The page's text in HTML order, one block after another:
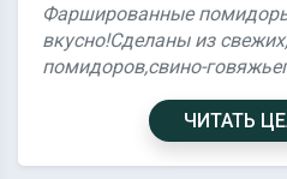
Фаршированные
вкусно!Сделаны из
помидоров,свино-
ЧИТАТЬ